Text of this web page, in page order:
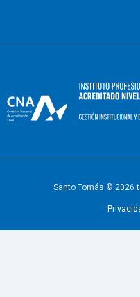
Santo Tomás © 2026